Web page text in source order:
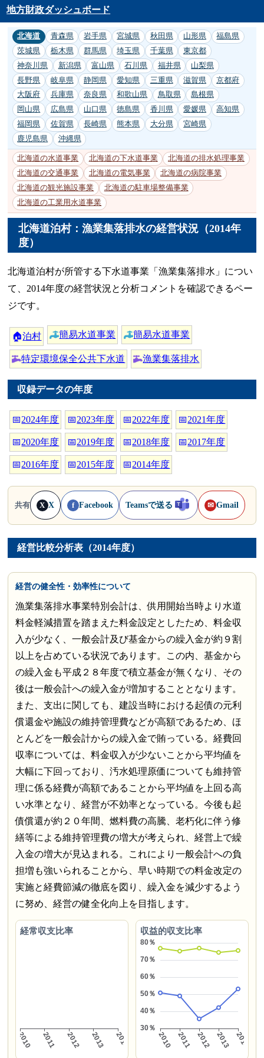
地方財政ダッシュボード
北海道 青森県 岩手県 宮城県 秋田県 山形県
福島県
茨城県
栃木県 群馬県 埼玉県 千葉県
東京都
神奈川県
新潟県 富山県 石川県 福井県
山梨県
長野県
岐阜県 静岡県 愛知県 三重県 滋賀県
京都府
大阪府
兵庫県 奈良県 和歌山県 鳥取県
島根県
岡山県
広島県 山口県 徳島県 香川県 愛媛県
高知県
福岡県
佐賀県 長崎県 熊本県 大分県
宮崎県
鹿児島県
沖縄県
北海道の水道事業 北海道の下水道事業
北海道の排水処理事業
北海道の交通事業
北海道の電気事業
北海道の病院事業
北海道の観光施設事業
北海道の駐車場整備事業
北海道の工業用水道事業
北海道泊村：漁業集落排水の経営状況（2014年
度）
北海道泊村が所管する下水道事業「漁業集落排水」につい
て、2014年度の経営状況と分析コメントを確認できるペー
ジです。
🏠泊村 簡易水道事業 簡易水道事業
特定環境保全公共下水道 漁業集落排水
収録データの年度
📅2024年度 📅2023年度 📅2022年度 📅2021年度
📅2020年度 📅2019年度 📅2018年度 📅2017年度
📅2016年度 📅2015年度 📅2014年度
共有 X X f Facebook Teamsで送る ✉ Gmail
経営比較分析表（2014年度）
経営の健全性・効率性について
漁業集落排水事業特別会計は、供用開始当時より水道
料金軽減措置を踏まえた料金設定としたため、料金収
入が少なく、一般会計及び基金からの繰入金が約９割
以上を占めている状況であります。この内、基金から
の繰入金も平成２８年度で積立基金が無くなり、その
後は一般会計への繰入金が増加することとなります。
また、支出に関しても、建設当時における起債の元利
償還金や施設の維持管理費などが高額であるため、ほ
とんどを一般会計からの繰入金で賄っている。経費回
収率については、料金収入が少ないことから平均値を
大幅に下回っており、汚水処理原価についても維持管
理に係る経費が高額であることから平均値を上回る高
い水準となり、経営が不効率となっている。今後も起
債償還が約２０年間、燃料費の高騰、老朽化に伴う修
繕等による維持管理費の増大が考えられ、経営上で繰
入金の増大が見込まれる。これにより一般会計への負
担増も強いられることから、早い時期での料金改定の
実施と経費節減の徹底を図り、繰入金を減少するよう
に努め、経営の健全化向上を目指します。
経常収支比率 収益的収支比率